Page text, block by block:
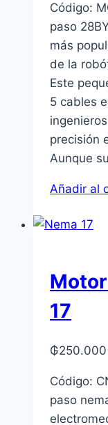
Código:
paso
más
de la
Este
5 cables
precisión
Aunque
Añadir al
17
₲250.000
Código:
paso